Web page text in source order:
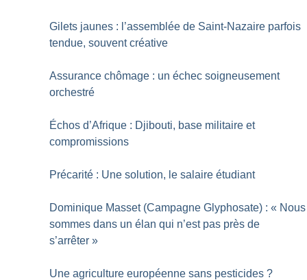
Gilets jaunes : l’assemblée de Saint-Nazaire parfois
tendue, souvent créative
Assurance chômage : un échec soigneusement
orchestré
Échos d’Afrique : Djibouti, base militaire et
compromissions
Précarité : Une solution, le salaire étudiant
Dominique Masset (Campagne Glyphosate) : « Nous
sommes dans un élan qui n’est pas près de
s’arrêter »
Une agriculture européenne sans pesticides ?